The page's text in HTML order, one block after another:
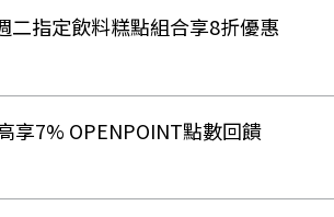
指定飲料糕點組合享8折優惠
享7% OPENPOINT點數回饋